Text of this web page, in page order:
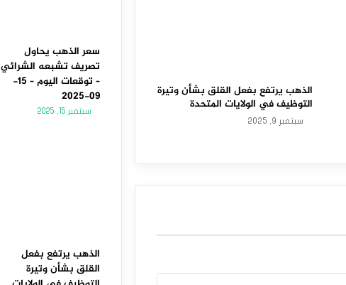
الذهب يرتفع بفعل القلق بشأن وتيرة
التوظيف في الولايات المتحدة
سبتمبر 9, 2025
سعر الذهب يحاول
تصريف تشبعه الشرائي
– توقعات اليوم – 15-
09-2025
سبتمبر 15, 2025
الذهب يرتفع بفعل
القلق بشأن وتيرة